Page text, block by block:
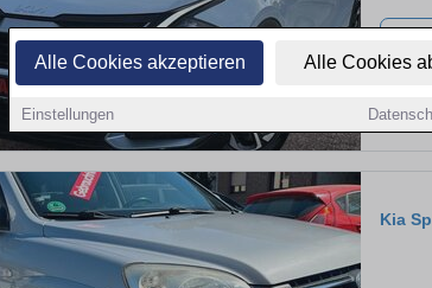
Alle Cookies akzeptieren Alle Cookies
Einstellungen
Kia